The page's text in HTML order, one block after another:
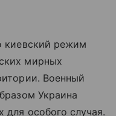
киевский режим
мирных
Военный
Украина
для особого случая.